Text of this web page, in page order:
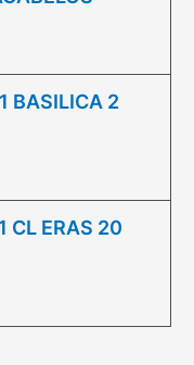
BASILICA 2
ERAS 20